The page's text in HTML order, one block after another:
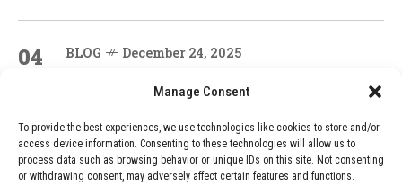
Manage Consent
To provide the best experiences, we use technologies like cookies to store and/or
access device information. Consenting to these technologies will allow us to
process data such as browsing behavior or unique IDs on this site. Not consenting
or withdrawing consent, may adversely affect certain features and functions.
04 BLOG December 24, 2025
de Ancianos de Pensilvania Deja al
ADVERTISEMENT